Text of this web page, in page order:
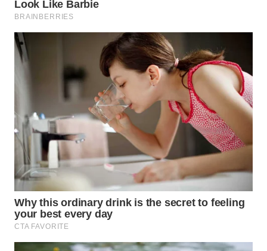
PADANG
LAWAS
SUMEDANG
WN
CIANJUR
WN
KEPULAUAN
SERIBU
WN
TANGERANG